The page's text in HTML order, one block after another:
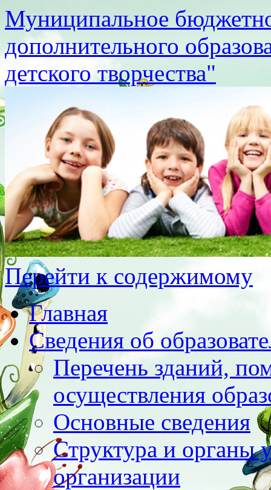
Муниципальное
дополнительного
детского творчества"
Перейти к содержимому
Главная
Сведения об
Перечень зданий,
осуществления
Основные сведения
Структура и органы
организации